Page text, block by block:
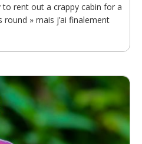
to rent out a crappy cabin for a
round » mais j’ai finalement